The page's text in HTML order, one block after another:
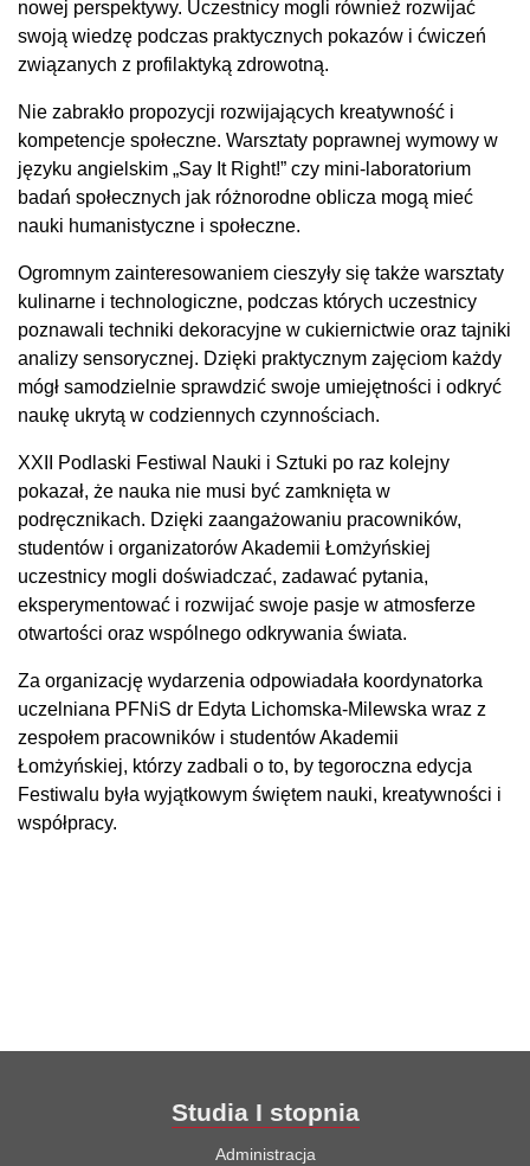
nowej perspektywy. Uczestnicy mogli również rozwijać
swoją wiedzę podczas praktycznych pokazów i ćwiczeń
związanych z profilaktyką zdrowotną.
Nie zabrakło propozycji rozwijających kreatywność i
kompetencje społeczne. Warsztaty poprawnej wymowy w
języku angielskim „Say It Right!” czy mini-laboratorium
badań społecznych jak różnorodne oblicza mogą mieć
nauki humanistyczne i społeczne.
Ogromnym zainteresowaniem cieszyły się także warsztaty
kulinarne i technologiczne, podczas których uczestnicy
poznawali techniki dekoracyjne w cukiernictwie oraz tajniki
analizy sensorycznej. Dzięki praktycznym zajęciom każdy
mógł samodzielnie sprawdzić swoje umiejętności i odkryć
naukę ukrytą w codziennych czynnościach.
XXII Podlaski Festiwal Nauki i Sztuki po raz kolejny
pokazał, że nauka nie musi być zamknięta w
podręcznikach. Dzięki zaangażowaniu pracowników,
studentów i organizatorów Akademii Łomżyńskiej
uczestnicy mogli doświadczać, zadawać pytania,
eksperymentować i rozwijać swoje pasje w atmosferze
otwartości oraz wspólnego odkrywania świata.
Za organizację wydarzenia odpowiadała koordynatorka
uczelniana PFNiS dr Edyta Lichomska-Milewska wraz z
zespołem pracowników i studentów Akademii
Łomżyńskiej, którzy zadbali o to, by tegoroczna edycja
Festiwalu była wyjątkowym świętem nauki, kreatywności i
współpracy.
Studia I stopnia
Administracja